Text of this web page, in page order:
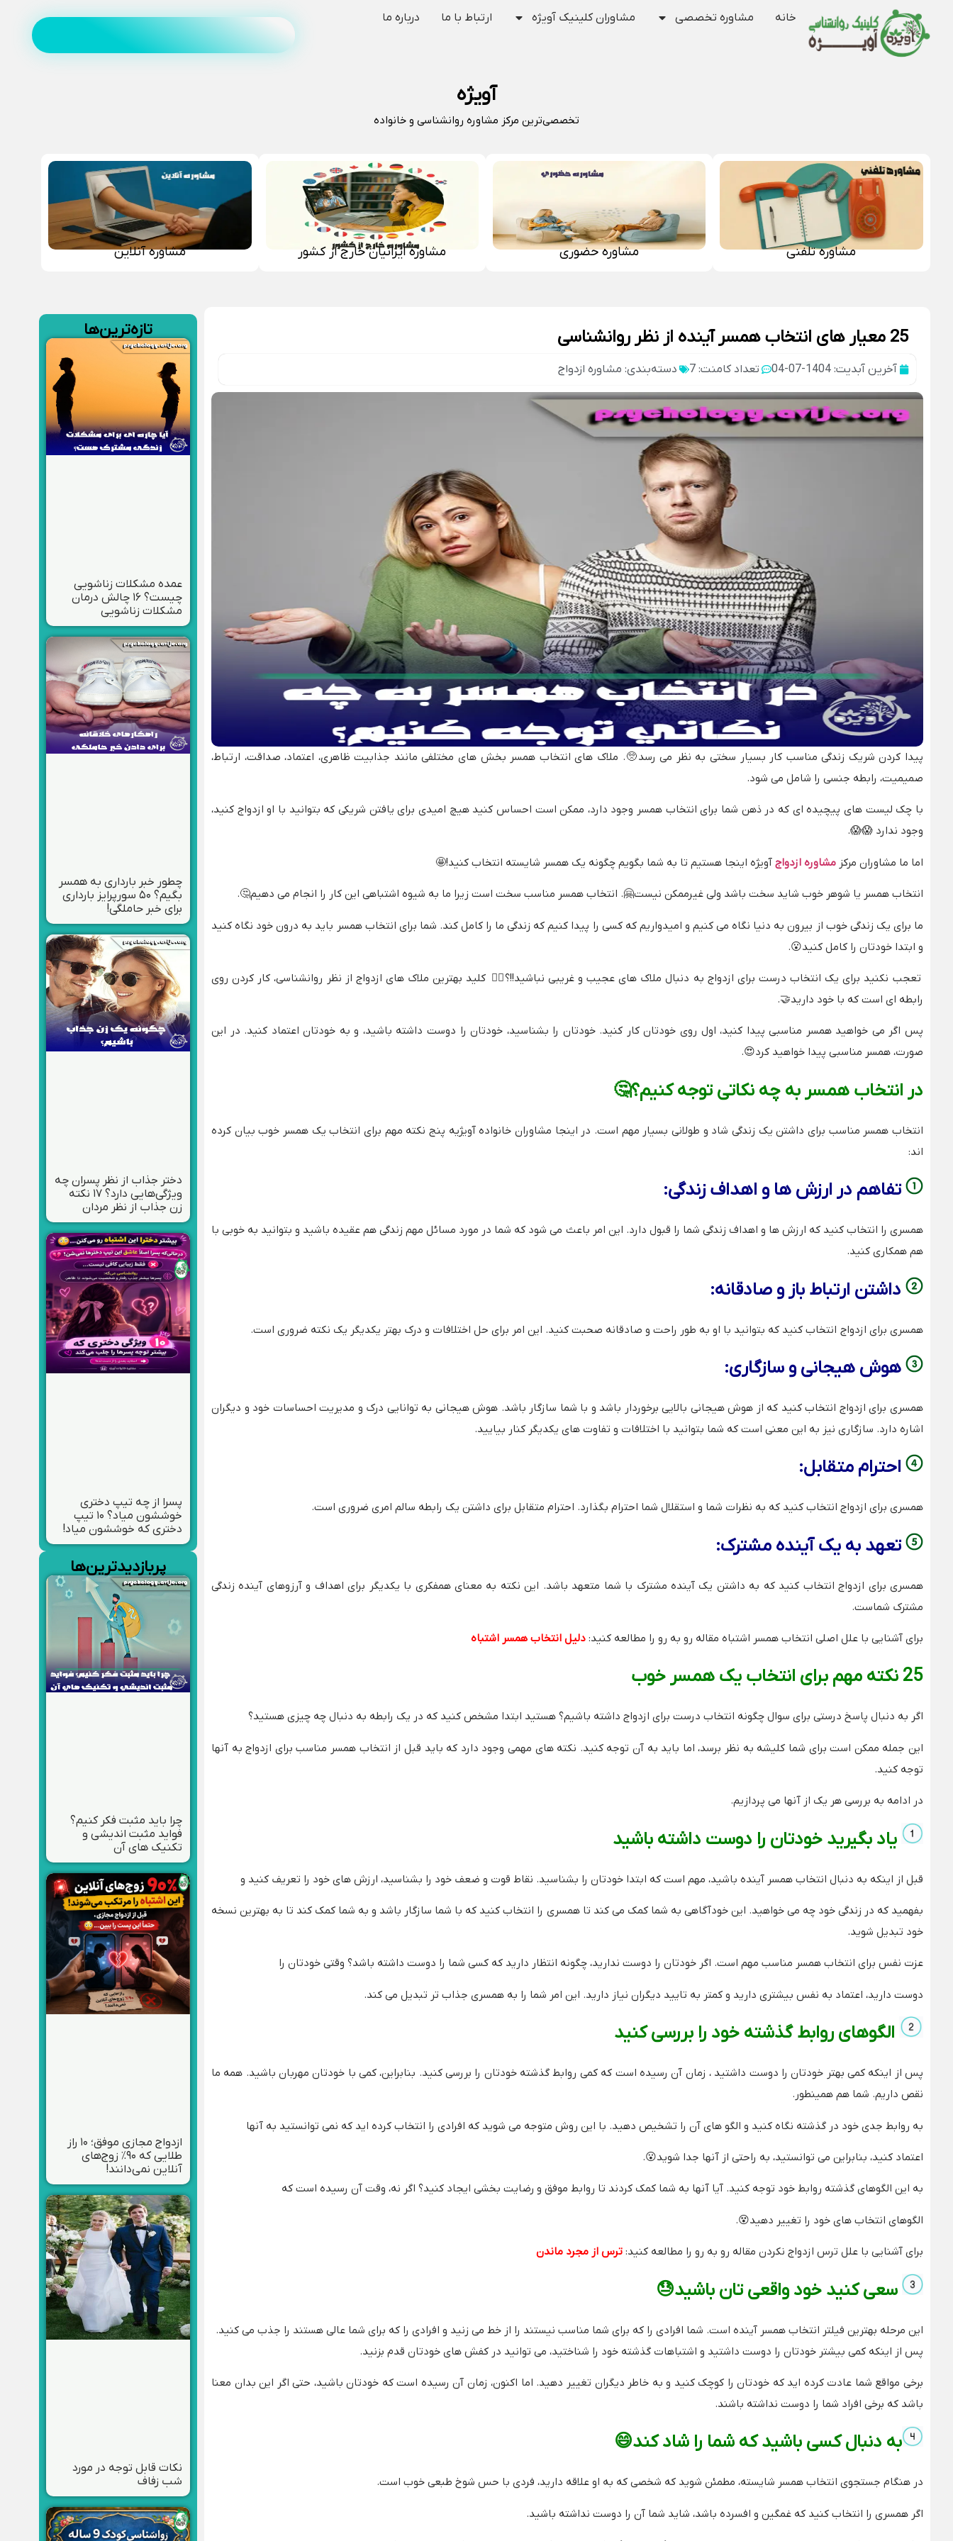
خانه مشاوره تخصصی مشاوران کلینیک آویژه ارتباط با ما درباره ما
آویژه
تخصصی‌ترین مرکز مشاوره روانشناسی و خانواده
مشاوره تلفنی مشاوره حضوری مشاوره ایرانیان خارج از کشور مشاوره آنلاین
25 معیار های انتخاب همسر آینده از نظر روانشناسی
آخرین آبدیت: 1404-07-04 تعداد کامنت: 7 دسته‌بندی: مشاوره ازدواج
پیدا کردن شریک زندگی مناسب کار بسیار سختی به نظر می رسد🥺. ملاک های انتخاب همسر بخش های مختلفی مانند جذابیت ظاهری، اعتماد، صداقت، ارتباط،
صمیمیت، رابطه جنسی را شامل می شود.
با چک لیست های پیچیده ای که در ذهن شما برای انتخاب همسر وجود دارد،‌ ممکن است احساس کنید هیچ امیدی برای یافتن شریکی که بتوانید با او ازدواج کنید،
وجود ندارد 😱😱.
اما ما مشاوران مرکز مشاوره ازدواج آویژه اینجا هستیم تا به شما بگویم چگونه یک همسر شایسته انتخاب کنید!🤩
انتخاب همسر یا شوهر خوب شاید سخت باشد ولی غیرممکن نیست🤗. انتخاب همسر مناسب سخت است زیرا ما به شیوه اشتباهی این کار را انجام می دهیم🤔.
ما برای یک زندگی خوب از بیرون به دنیا نگاه می کنیم و امیدواریم که کسی را پیدا کنیم که زندگی ما را کامل کند. شما برای انتخاب همسر باید به درون خود نگاه کنید
و ابتدا خودتان را کامل کنید😮.
تعجب نکنید برای یک انتخاب درست برای ازدواج به دنبال ملاک های عجیب و غریبی نباشید!!؟🙇‍♂️ کلید بهترین ملاک های ازدواج از نظر روانشناسی، کار کردن روی
رابطه ای است که با خود دارید🤝.
پس اگر می خواهید همسر مناسبی پیدا کنید، اول روی خودتان کار کنید. خودتان را بشناسید، خودتان را دوست داشته باشید، و به خودتان اعتماد کنید. در این
صورت، همسر مناسبی پیدا خواهید کرد😍.
در انتخاب همسر به چه نکاتی توجه کنیم؟🤔
انتخاب همسر مناسب برای داشتن یک زندگی شاد و طولانی بسیار مهم است. در اینجا مشاوران خانواده آویژیه پنج نکته مهم برای انتخاب یک همسر خوب بیان کرده
اند:
تفاهم در ارزش ها و اهداف زندگی:
همسری را انتخاب کنید که ارزش ها و اهداف زندگی شما را قبول دارد. این امر باعث می شود که شما در مورد مسائل مهم زندگی هم عقیده باشید و بتوانید به خوبی با
هم همکاری کنید.
داشتن ارتباط باز و صادقانه:
همسری برای ازدواج انتخاب کنید که بتوانید با او به طور راحت و صادقانه صحبت کنید. این امر برای حل اختلافات و درک بهتر یکدیگر یک نکته ضروری است.
هوش هیجانی و سازگاری:
همسری برای ازدواج انتخاب کنید که از هوش هیجانی بالایی برخوردار باشد و با شما سازگار باشد. هوش هیجانی به توانایی درک و مدیریت احساسات خود و دیگران
اشاره دارد. سازگاری نیز به این معنی است که شما بتوانید با اختلافات و تفاوت های یکدیگر کنار بیایید.
احترام متقابل:
همسری برای ازدواج انتخاب کنید که به نظرات شما و استقلال شما احترام بگذارد. احترام متقابل برای داشتن یک رابطه سالم امری ضروری است.
تعهد به یک آینده مشترک:
همسری برای ازدواج انتخاب کنید که به داشتن یک آینده مشترک با شما متعهد باشد. این نکته به معنای همفکری با یکدیگر برای اهداف و آرزوهای آینده زندگی
مشترک شماست.
برای آشنایی با علل اصلی انتخاب همسر اشتباه مقاله رو به رو را مطالعه کنید: دلیل انتخاب همسر اشتباه
25 نکته مهم برای انتخاب یک همسر خوب
اگر به دنبال پاسخ درستی برای سوال چگونه انتخاب درست برای ازدواج داشته باشیم؟ هستید ابتدا مشخص کنید که در یک رابطه به دنبال چه چیزی هستید؟
این جمله ممکن است برای شما کلیشه به نظر برسد، اما باید به آن توجه کنید. نکته های مهمی وجود دارد که باید قبل از انتخاب همسر مناسب برای ازدواج به آنها
توجه کنید.
در ادامه به بررسی هر یک از آنها می پردازیم.
یاد بگیرید خودتان را دوست داشته باشید
قبل از اینکه به دنبال انتخاب همسر آینده باشید، مهم است که ابتدا خودتان را بشناسید. نقاط قوت و ضعف خود را بشناسید، ارزش های خود را تعریف کنید و
بفهمید که در زندگی خود چه می خواهید. این خودآگاهی به شما کمک می کند تا همسری را انتخاب کنید که با شما سازگار باشد و به شما کمک کند تا به بهترین نسخه
خود تبدیل شوید.
عزت نفس برای انتخاب همسر مناسب مهم است. اگر خودتان را دوست ندارید، چگونه انتظار دارید که کسی شما را دوست داشته باشد؟ وقتی خودتان را
دوست دارید، اعتماد به نفس بیشتری دارید و کمتر به تایید دیگران نیاز دارید. این امر شما را به همسری جذاب تر تبدیل می کند.
الگوهای روابط گذشته خود را بررسی کنید
پس از اینکه کمی بهتر خودتان را دوست داشتید ، زمان آن رسیده است که کمی روابط گذشته خودتان را بررسی کنید. بنابراین، کمی با خودتان مهربان باشید. همه ما
نقص داریم. شما هم همینطور.
به روابط جدی خود در گذشته نگاه کنید و الگو های آن را تشخیص دهید. با این روش متوجه می شوید که افرادی را انتخاب کرده اید که نمی توانستید به آنها
اعتماد کنید، بنابراین می توانستید، به راحتی از آنها جدا شوید😮.
به این الگوهای گذشته روابط خود توجه کنید. آیا آنها به شما کمک کردند تا روابط موفق و رضایت بخشی ایجاد کنید؟ اگر نه، وقت آن رسیده است که
الگوهای انتخاب های خود را تغییر دهید😵.
برای آشنایی با علل ترس ازدواج نکردن مقاله رو به رو را مطالعه کنید: ترس از مجرد ماندن
سعی کنید خود واقعی تان باشید😓
این مرحله بهترین فیلتر انتخاب همسر آینده است. شما افرادی را که برای شما مناسب نیستند را از خط می زنید و افرادی را که برای شما عالی هستند را جذب می کنید.
پس از اینکه کمی بیشتر خودتان را دوست داشتید و اشتباهات گذشته خود را شناختید، می توانید در کفش های خودتان قدم بزنید.
برخی مواقع شما عادت کرده اید که خودتان را کوچک کنید و به خاطر دیگران تغییر دهید. اما اکنون، زمان آن رسیده است که خودتان باشید، حتی اگر این بدان معنا
باشد که برخی افراد شما را دوست نداشته باشند.
به دنبال کسی باشید که شما را شاد کند😄
در هنگام جستجوی انتخاب همسر شایسته، مطمئن شوید که شخصی که به او علاقه دارید، فردی با حس شوخ طبعی خوب است.
اگر همسری را انتخاب کنید که غمگین و افسرده باشد، شاید شما آن را دوست نداشته باشید.
تازه‌ترین‌ها
عمده مشکلات زناشویی
چیست؟ ۱۶ چالش درمان
مشکلات زناشویی
چطور خبر بارداری به همسر
بگیم؟ ۵۰ سورپرایز بارداری
برای خبر حاملگی!
دختر جذاب از نظر پسران چه
ویژگی‌هایی دارد؟ ۱۷ نکته
زن جذاب از نظر مردان
پسرا از چه تیپ دختری
خوششون میاد؟ ۱۰ تیپ
دختری که خوششون میاد!
پربازدیدترین‌ها
چرا باید مثبت فکر کنیم؟
فواید مثبت اندیشی و
تکنیک های آن
ازدواج مجازی موفق؛ ۱۰ راز
طلایی که ۹۰٪ زوج‌های
آنلاین نمی‌دانند!
نکات قابل توجه در مورد
شب زفاف